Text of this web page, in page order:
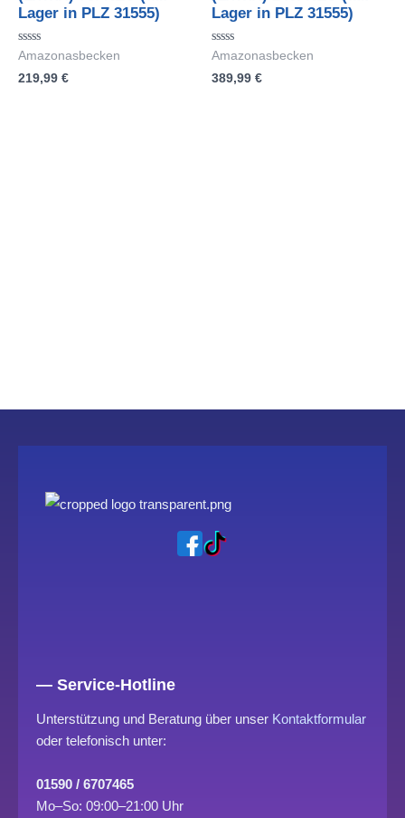
Lager in PLZ 31555)
Bewertet
0
Amazonasbecken
219,99 €
Lager in PLZ 31555)
Bewertet
0
Amazonasbecken
389,99 €
— Service-Hotline
Unterstützung und Beratung über unser Kontaktformular
oder telefonisch unter:
01590 / 6707465
Mo–So: 09:00–21:00 Uhr